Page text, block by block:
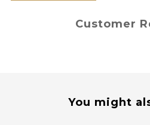
Customer
You might